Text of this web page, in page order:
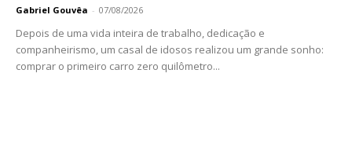
Gabriel Gouvêa - 07/08/2026
Depois de uma vida inteira de trabalho, dedicação e
companheirismo, um casal de idosos realizou um grande sonho:
comprar o primeiro carro zero quilômetro...